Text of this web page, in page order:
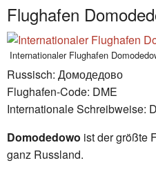
Flughafen
Internationaler Flughafen
Russisch: Домодедово
Flughafen-Code: DME
Internationale Schreibweise:
Domodedowo ist der größte
ganz Russland.